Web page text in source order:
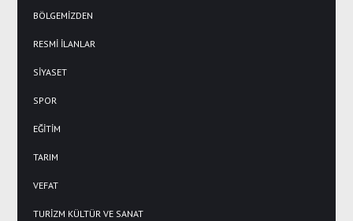
BÖLGEMİZDEN
RESMİ İLANLAR
SİYASET
SPOR
EĞİTİM
TARIM
VEFAT
TURİZM KÜLTÜR VE SANAT